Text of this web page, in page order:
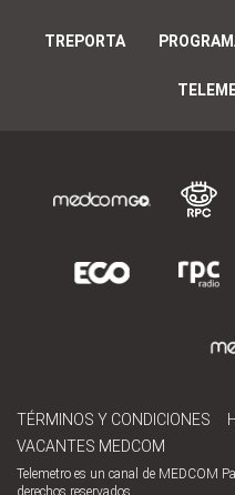
TREPORTA
TÉRMINOS Y CONDICIONES
VACANTES MEDCOM
Telemetro es un canal de MEDCOM
derechos reservados.